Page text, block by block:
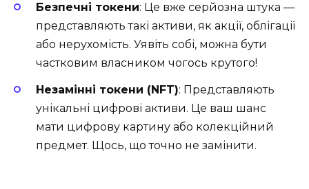
Безпечні токени: Це вже серйозна штука —
представляють такі активи, як акції, облігації
або нерухомість. Уявіть собі, можна бути
частковим власником чогось крутого!
Незамінні токени (NFT): Представляють
унікальні цифрові активи. Це ваш шанс
мати цифрову картину або колекційний
предмет. Щось, що точно не замінити.